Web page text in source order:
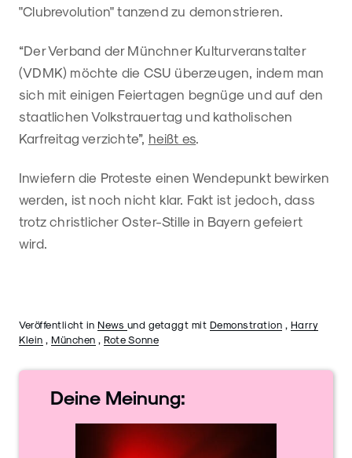
"Clubrevolution" tanzend zu demonstrieren.
“Der Verband der Münchner Kulturveranstalter
(VDMK) möchte die CSU überzeugen, indem man
sich mit einigen Feiertagen begnüge und auf den
staatlichen Volkstrauertag und katholischen
Karfreitag verzichte”, heißt es
Inwiefern die Proteste einen Wendepunkt bewirken
werden, ist noch nicht klar. Fakt ist jedoch, dass
trotz christlicher Oster-Stille in Bayern gefeiert
wird.
Veröffentlicht in News und getaggt mit Demonstration
Harry
Klein
München Rote Sonne
Deine Meinung: